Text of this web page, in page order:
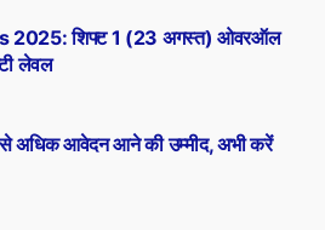
से अधिक आवेदन आने की उम्मीद, अभी करें
2025: शिफ्ट 1 (23 अगस्त) ओवरऑल
लेवल